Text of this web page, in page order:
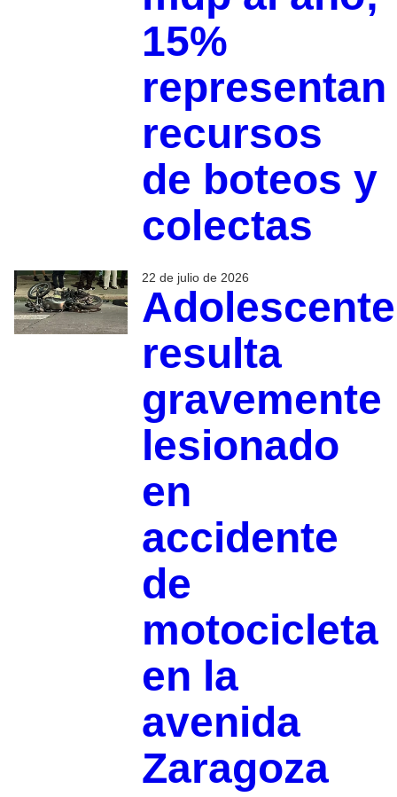
15%
representan
recursos
de boteos y
colectas
22 de julio de 2026
Adolescente
resulta
gravemente
lesionado
en
accidente
de
motocicleta
en la
avenida
Zaragoza